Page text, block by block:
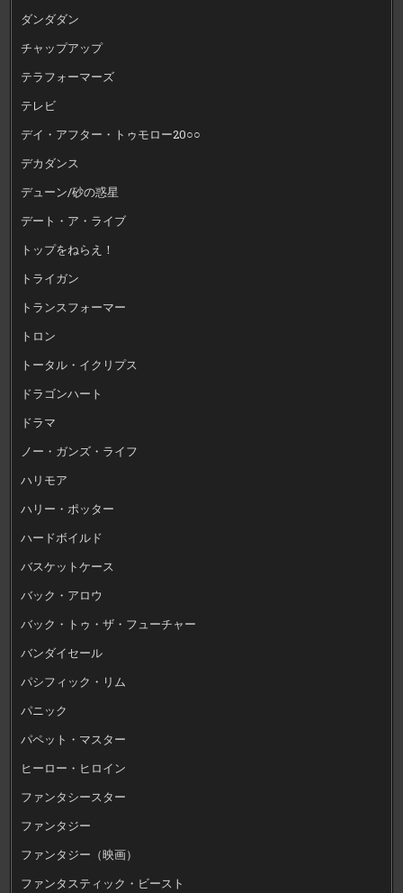
ダンダダン
チャップアップ
テラフォーマーズ
テレビ
デイ・アフター・トゥモロー20○○
デカダンス
デューン/砂の惑星
デート・ア・ライブ
トップをねらえ！
トライガン
トランスフォーマー
トロン
トータル・イクリプス
ドラゴンハート
ドラマ
ノー・ガンズ・ライフ
ハリモア
ハリー・ポッター
ハードボイルド
バスケットケース
バック・アロウ
バック・トゥ・ザ・フューチャー
バンダイセール
パシフィック・リム
パニック
パペット・マスター
ヒーロー・ヒロイン
ファンタシースター
ファンタジー
ファンタジー（映画）
ファンタスティック・ビースト